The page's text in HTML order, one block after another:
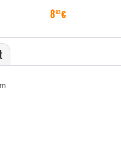
893€